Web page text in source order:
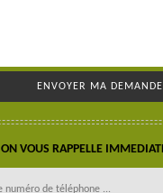
ON VOUS RAPPELLE